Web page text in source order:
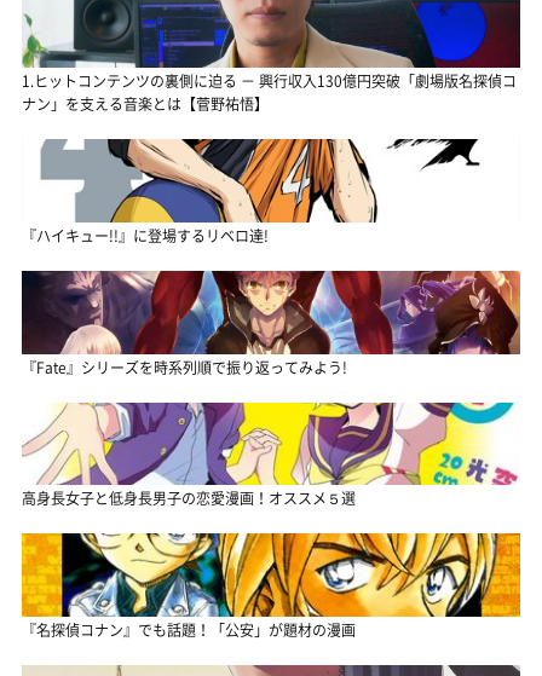
1.ヒットコンテンツの裏側に迫る － 興行収入130億円突破「劇場版名探偵コ
ナン」を支える音楽とは【菅野祐悟】
『ハイキュー!!』に登場するリベロ達!
『Fate』シリーズを時系列順で振り返ってみよう!
高身長女子と低身長男子の恋愛漫画！オススメ５選
『名探偵コナン』でも話題！「公安」が題材の漫画